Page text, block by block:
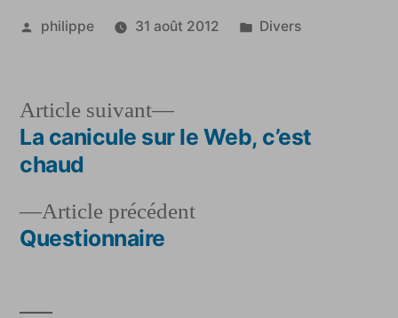
Publié
philippe 31 août 2012
Publié
Divers
Navigation
l’article
Article précédentArticle
Questionnaire
Article suivant
Article
suivant :
La canicule sur le Web, c’est
chaud